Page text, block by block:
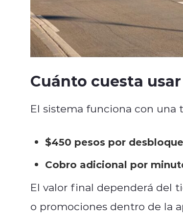
Cuánto cuesta
El sistema funciona con una
$450 pesos por
Cobro adicional por
El valor final dependerá del
o promociones dentro de la